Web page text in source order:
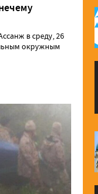
в среду, 26
окружным